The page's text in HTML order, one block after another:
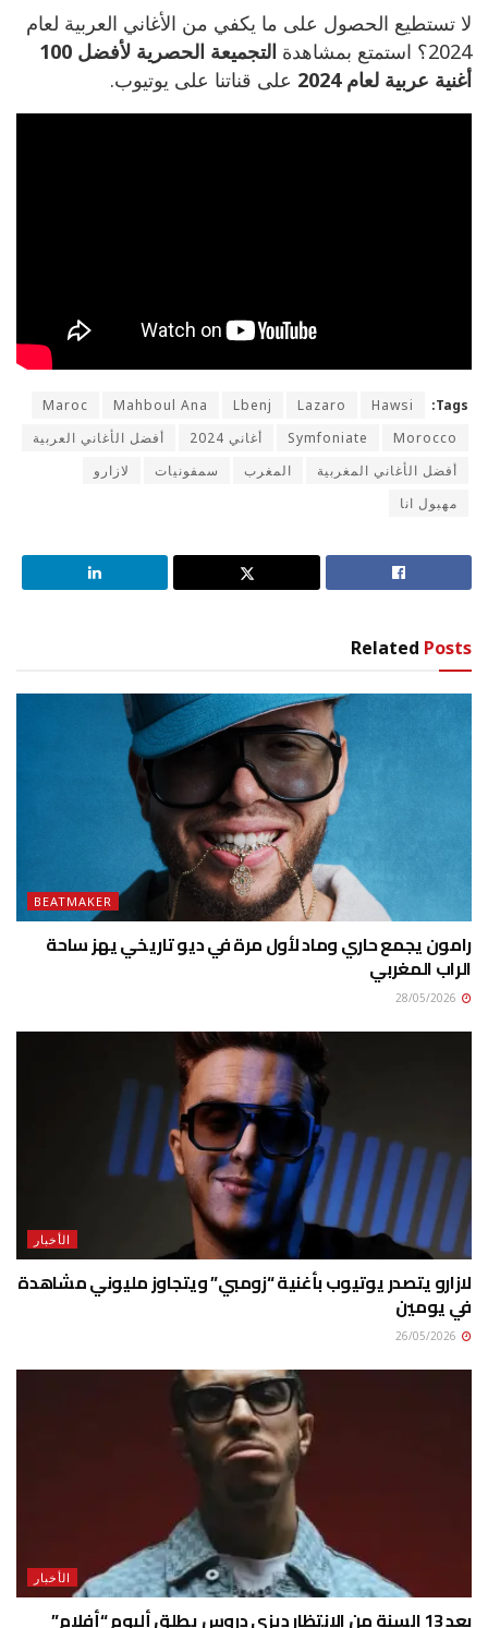
لا تستطيع الحصول على ما يكفي من الأغاني العربية لعام
2024؟ استمتع بمشاهدة
التجميعة الحصرية لأفضل 100
أغنية عربية لعام 2024
على قناتنا على يوتيوب.
Tags:
Hawsi
Lazaro
Lbenj
Mahboul Ana
Maroc
Morocco
Symfoniate أغاني 2024
أفضل الأغاني العربية
أفضل الأغاني المغربية
المغرب سمفونيات
لازارو
مهبول انا
Related Posts
BEATMAKER
رامون يجمع حاري وماد لأول مرة في ديو تاريخي يهز ساحة
الراب المغربي
الأخبار
لازارو يتصدر يوتيوب بأغنية “زومبي” ويتجاوز مليوني مشاهدة
في يومين
الأخبار
بعد 13 السنة من الانتظار ديزي دروس يطلق ألبوم “أفلام”